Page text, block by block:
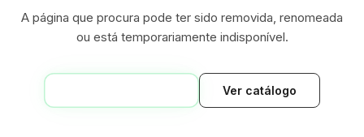
A página que procura pode ter sido removida, renomeada
ou está temporariamente indisponível.
Ver catálogo